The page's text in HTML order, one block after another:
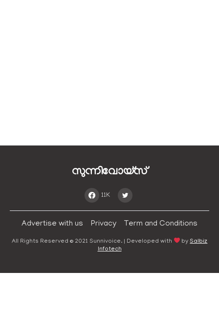
സുന്നിവോയ്‌സ്
11K
Advertise with us Privacy Term and Conditions
All Rights Reserved © 2021 Sunnivoice. | Developed with bySalbiz
Infotech